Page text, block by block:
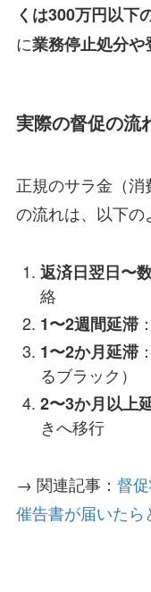
くは300万円以下
に業務停止処分や
実際の督促の流
正規のサラ金（
の流れは、以下の
返済日翌日〜
絡
1〜2週間延滞
1〜2か月延滞
るブラック）
2〜3か月以上
きへ移行
→ 関連記事： 督
催告書が届いたら